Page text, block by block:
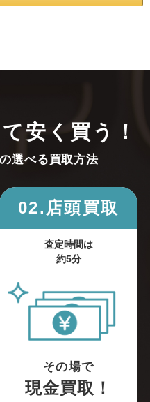
安く買う！
選べる買取方法
02.店頭買取
査定時間は
約5分
その場で
現金買取！